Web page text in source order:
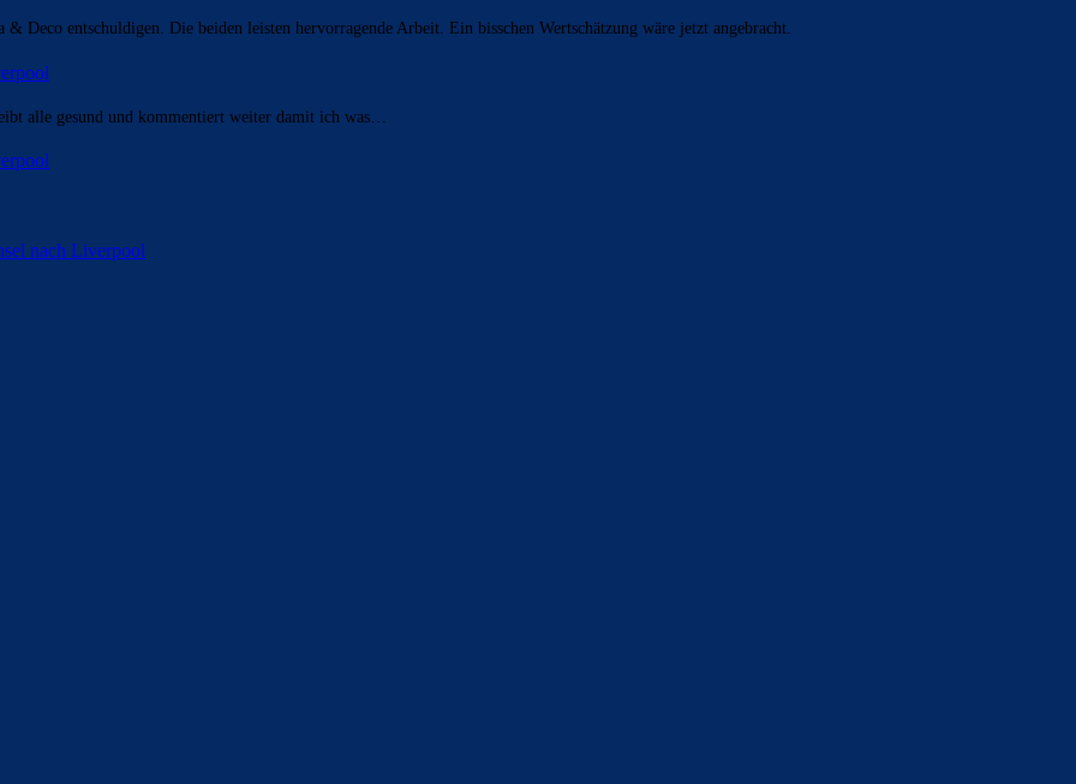
Deco entschuldigen. Die beiden leisten hervorragende Arbeit. Ein bisschen Wertschätzung wäre jetzt angebracht.
alle gesund und kommentiert weiter damit ich was…
nach Liverpool